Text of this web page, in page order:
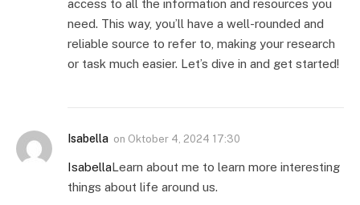
access to all the information and resources you
need. This way, you’ll have a well-rounded and
reliable source to refer to, making your research
or task much easier. Let’s dive in and get started!
Isabella on Oktober 4, 2024 17:30
IsabellaLearn about me to learn more interesting
things about life around us.